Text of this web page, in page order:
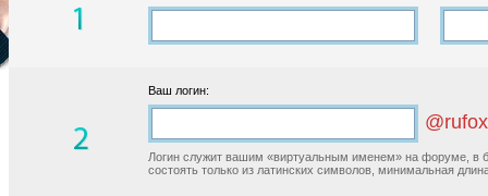
Ваш логин:
Логин служит вашим «виртуальным именем» на форуме, в
состоять только из латинских символов, минимальная